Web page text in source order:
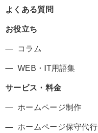
よくある質問
お役立ち
コラム
WEB・IT用語集
サービス・料金
ホームページ制作
ホームページ保守代行